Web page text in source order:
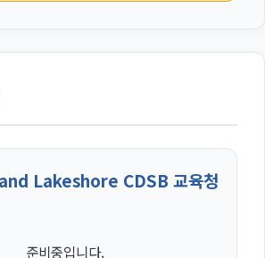
Lakeshore CDSB 교육청
준비중입니다.